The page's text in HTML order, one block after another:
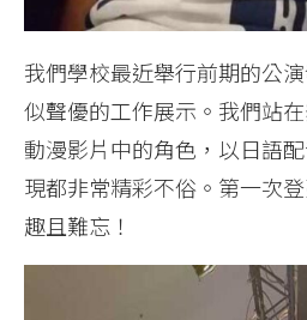
我們學校最近舉行前期的公
似聲優的工作展示。我們站
動漫影片中的角色，以日語
現都非常精彩不俗。第一次
趣且難忘！